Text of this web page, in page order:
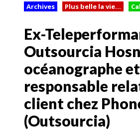
Archives Plus belle la vie...
Ex-
Outsourcia
océanographe et
responsable
client chez
(Outsourcia)